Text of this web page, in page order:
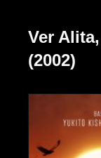
Ver
(2002)